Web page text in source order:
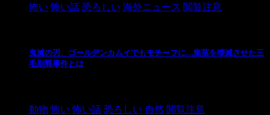
怖い 怖い話 恐ろしい 海外ニュース 閲覧注意
鬼滅の刃、ゴールデンカムイでもモチーフに…集落を壊滅させた三
毛別羆事件とは
動物 怖い 怖い話 恐ろしい 自然 閲覧注意